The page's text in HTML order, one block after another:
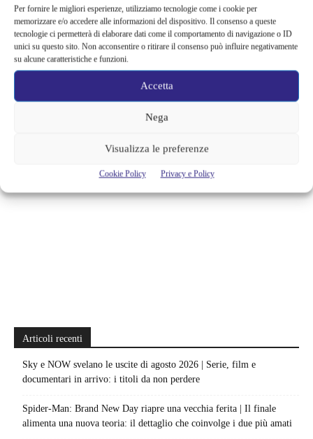
Per fornire le migliori esperienze, utilizziamo tecnologie come i cookie per
memorizzare e/o accedere alle informazioni del dispositivo. Il consenso a queste
tecnologie ci permetterà di elaborare dati come il comportamento di navigazione o ID
unici su questo sito. Non acconsentire o ritirare il consenso può influire negativamente
su alcune caratteristiche e funzioni.
Accetta
Nega
Visualizza le preferenze
Cookie Policy Privacy e Policy
Anche se siamo distanti possiamo fare dei gesti davvero belli che
possono rallegrare le giornate, come dedicare una canzone su misura
per chi è lontano nello spazio ma vicino nel cuore. I Duperdu, “storica”
hanno pensato a un modo molto particolare, moderno e antico al
Articoli recenti
Sky e NOW svelano le uscite di agosto 2026 | Serie, film e
documentari in arrivo: i titoli da non perdere
Spider-Man: Brand New Day riapre una vecchia ferita | Il finale
alimenta una nuova teoria: il dettaglio che coinvolge i due più amati